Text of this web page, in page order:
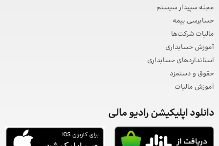
مجله سپیدار سیستم
حسابرسی بیمه
مالیات شرکت‌ها
آموزش حسابداری
استانداردهای حسابداری
حقوق و دستمزد
آموزش مالیات
دانلود اپلیکیشن رادیو مالی